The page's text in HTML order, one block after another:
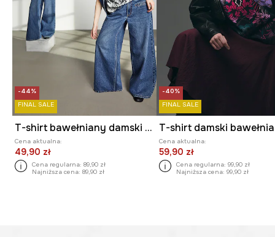
-44%
FINAL SALE
T-shirt bawełniany damski z kolekcji Tajemniczy Świat Medicine
Cena aktualna:
49,90 zł
Cena regularna: 89,90 zł
Najniższa cena: 89,90 zł
-40%
FINAL SALE
Cena aktualna:
59,90 zł
Cena regularna: 99,90 zł
Najniższa cena: 99,90 zł